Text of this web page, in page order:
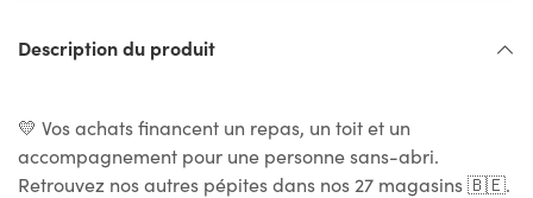
Description du produit
💛 Vos achats financent un repas, un toit et un
accompagnement pour une personne sans-abri.
Retrouvez nos autres pépites dans nos 27 magasins 🇧🇪.